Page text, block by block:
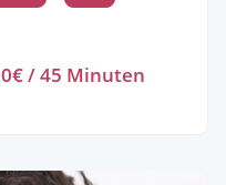
weniger Nachhilfe.
Besonders wichtig
/ 45 Minuten